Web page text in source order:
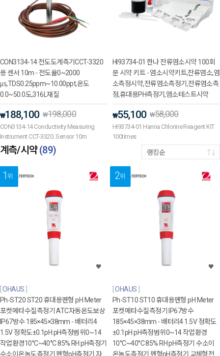
CON3134-14 전도도계측기CCT-3320
용 센서 10m - 전도율0~2000
㎲,TDS0.25ppm~10.00ppt,온도
0.0~50.0도,316L재질
₩188,100 ₩198,000
CON3134-14 Conductivity Measuring
Instrument CCT-3320. Sensor 10m
HI93734-01 한나 잔류염소시약 100회
분 시약 키트 - 염소시약키트,잔류염소,염
소측정시약,잔류염소측정기,잔류염소측
정,휴대용PH측정기,염소테스트시약
₩55,100 ₩58,000
HI93734-01 Hanna Chlorine Reagent KIT
100times
계측/시약(89) 랭킹순
1위
OHAUS
Ph-ST20 ST20 휴대용펜형 pH Meter
포켓메타수질측정기 ATC자동온도보상
IP67방수 185×45×38mm - 배터리4
1.5V 정확도±0.1pH pH측정범위0~14
작업환경10°C~40°C 85% RH pH측정기
수소이온농도측정기 펜형pH측정기 자
2위
OHAUS
Ph-ST10 ST10 휴대용펜형 pH Meter
포켓메타수질측정기 IP67방수
185×45×38mm - 배터리4 1.5V 정확도
±0.1pH pH측정범위0~14 작업환경
10°C~40°C 85% RH pH측정기 수소이
온농도측정기 펜형pH측정기 교체형전